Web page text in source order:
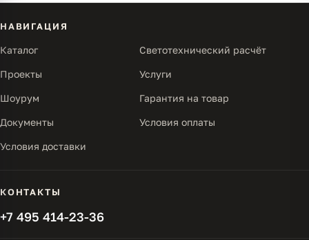
НАВИГАЦИЯ
Каталог Светотехнический расчёт
Проекты Услуги
Шоурум Гарантия на товар
Документы Условия оплаты
Условия доставки
КОНТАКТЫ
+7 495 414-23-36